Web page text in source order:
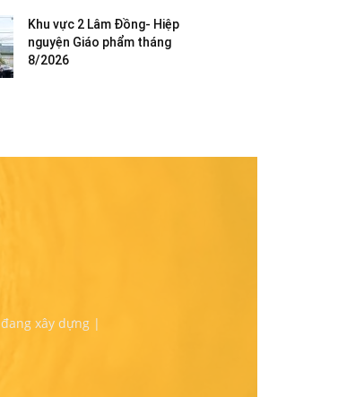
Khu vực 2 Lâm Đồng- Hiệp
nguyện Giáo phẩm tháng
8/2026
xây dựng |